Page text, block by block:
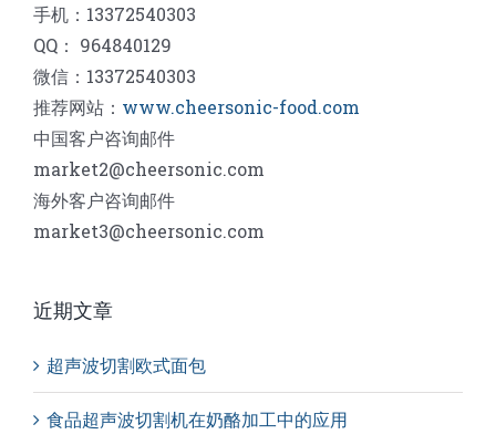
手机：13372540303
QQ： 964840129
微信：13372540303
推荐网站： www.cheersonic-food.com
中国客户咨询邮件
market2@cheersonic.com
海外客户咨询邮件
market3@cheersonic.com
近期文章
超声波切割欧式面包
食品超声波切割机在奶酪加工中的应用